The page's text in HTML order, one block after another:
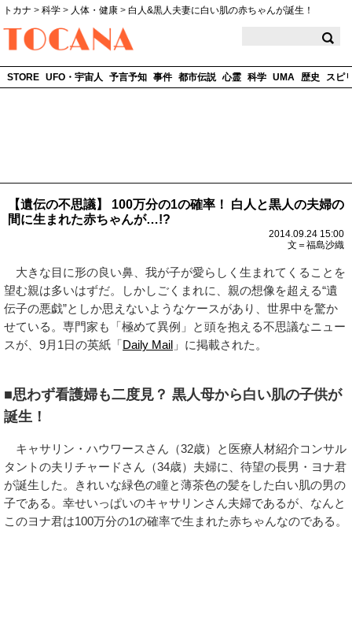
トカナ > 科学 > 人体・健康 > 白人&黒人夫妻に白い肌の赤ちゃんが誕生！
STORE UFO・宇宙人 予言予知 事件 都市伝説 心霊 科学 UMA 歴史 スピ
【遺伝の不思議】 100万分の1の確率！ 白人と黒人の夫婦の
間に生まれた赤ちゃんが…!?
2014.09.24 15:00
文＝福島沙織
大きな目に形の良い鼻、我が子が愛らしく生まれてくることを
望む親は多いはずだ。しかしごくまれに、親の想像を超える“遺
伝子の悪戯”としか思えないようなケースがあり、世界中を驚か
せている。専門家も「極めて異例」と頭を抱える不思議なニュー
スが、9月1日の英紙「Daily Mail 」に掲載された。
■思わず看護婦も二度見？ 黒人母から白い肌の子供が
誕生！
キャサリン・ハウワースさん（32歳）と医療人材紹介コンサル
タントの夫リチャードさん（34歳）夫婦に、待望の長男・ヨナ君
が誕生した。きれいな緑色の瞳と薄茶色の髪をした白い肌の男の
子である。幸せいっぱいのキャサリンさん夫婦であるが、なんと
このヨナ君は100万分の1の確率で生まれた赤ちゃんなのである。